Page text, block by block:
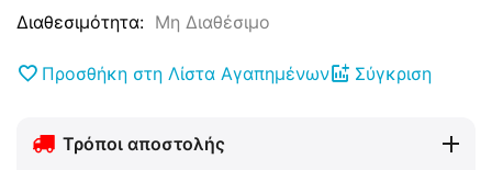
Διαθεσιμότητα: Μη Διαθέσιμο
Προσθήκη στη Λίστα Αγαπημένων Σύγκριση
Τρόποι αποστολής